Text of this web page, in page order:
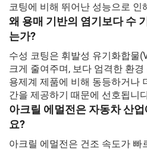
코팅에 비해 뛰어난 성능으로 인
왜 용매 기반의 염기보다 수
는가?
수성 코팅은 휘발성 유기화합물
크게 줄여주며, 보다 엄격한 환
용제계 제품에 비해 동등하거나
간을 제공하기 때문에 선호됩니
아크릴 에멀전은 자동차 산
요?
아크릴 에멀전은 건조 속도가 빠